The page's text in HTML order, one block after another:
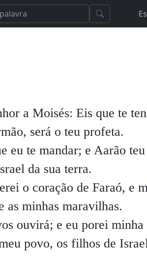
a Moisés: Eis que te
será o teu profeta.
eu te mandar; e Aarão
da sua terra.
o coração de Faraó, e
as minhas maravilhas.
ouvirá; e eu porei
povo, os filhos de